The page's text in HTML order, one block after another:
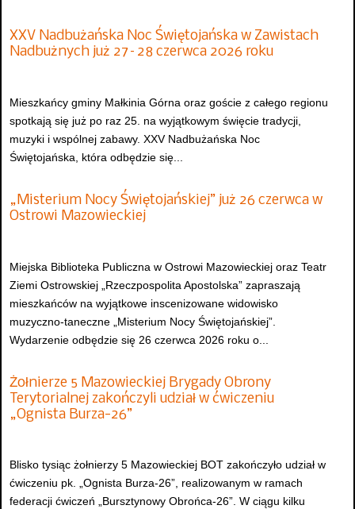
XXV Nadbużańska Noc Świętojańska w Zawistach
Nadbużnych już 27–28 czerwca 2026 roku
Mieszkańcy gminy Małkinia Górna oraz goście z całego regionu
spotkają się już po raz 25. na wyjątkowym święcie tradycji,
muzyki i wspólnej zabawy. XXV Nadbużańska Noc
Świętojańska, która odbędzie się...
„Misterium Nocy Świętojańskiej” już 26 czerwca w
Ostrowi Mazowieckiej
Miejska Biblioteka Publiczna w Ostrowi Mazowieckiej oraz Teatr
Ziemi Ostrowskiej „Rzeczpospolita Apostolska” zapraszają
mieszkańców na wyjątkowe inscenizowane widowisko
muzyczno-taneczne „Misterium Nocy Świętojańskiej”.
Wydarzenie odbędzie się 26 czerwca 2026 roku o...
Żołnierze 5 Mazowieckiej Brygady Obrony
Terytorialnej zakończyli udział w ćwiczeniu
„Ognista Burza-26”
Blisko tysiąc żołnierzy 5 Mazowieckiej BOT zakończyło udział w
ćwiczeniu pk. „Ognista Burza-26”, realizowanym w ramach
federacji ćwiczeń „Bursztynowy Obrońca-26”. W ciągu kilku